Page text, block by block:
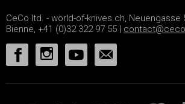
CeCo ltd. - world-of-knives.ch, Neuengasse
Bienne, +41 (0)32 322 97 55 |